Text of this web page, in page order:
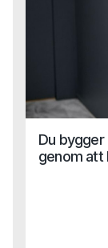
Du
genom att